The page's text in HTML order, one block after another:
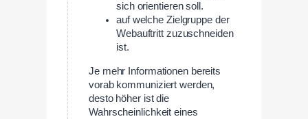
sich orientieren soll.
auf welche Zielgruppe der
Webauftritt zuzuschneiden
ist.
Je mehr Informationen bereits
vorab kommuniziert werden,
desto höher ist die
Wahrscheinlichkeit eines